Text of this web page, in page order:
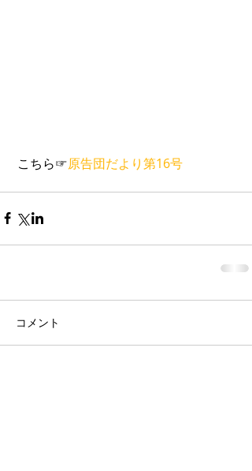
こちら☞原告団だより第16号
コメント